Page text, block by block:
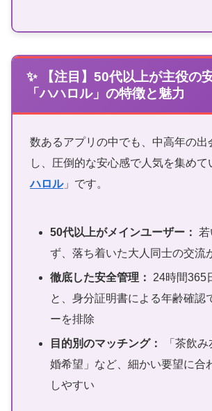
✨ 【注目】50代以上が主役の
「ハハロル」の特徴と魅力
数あるアプリの中でも、中高年の出
し、圧倒的な安心感で人気を集めて
ハロル」です。
50代以上がメインユーザー：
ず、落ち着いた大人同士の交流
徹底した安全管理：
24時間365
と、身分証明書による年齢確認
ーを排除
目的別のマッチング：
「茶飲
婚希望」など、細かい要望に合
しやすい